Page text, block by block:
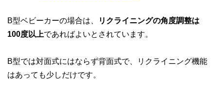
B型ベビーカーの場合は、
リクライニングの角度調整は
100度以上であればよいとされています。
B型では対面式にはならず背面式で、リクライニング機能
はあっても少しだけです。